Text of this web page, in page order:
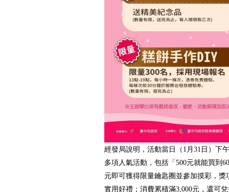
經發局說明，活動當日（1月31日）下
多項人氣活動，包括「500元就能買到
元即可獲得限量鑰匙圈並參加摸彩，
實用好禮；消費累積滿3,000元，還可